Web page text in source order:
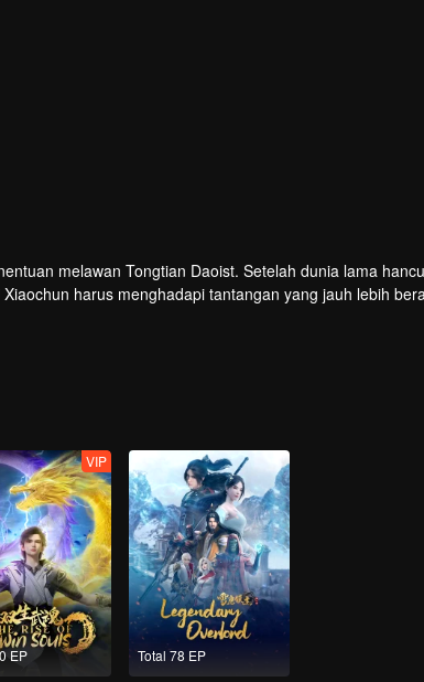
melawan Tongtian Daoist. Setelah dunia lama
harus menghadapi tantangan yang jauh lebih
EP
VIP
Total 78 EP